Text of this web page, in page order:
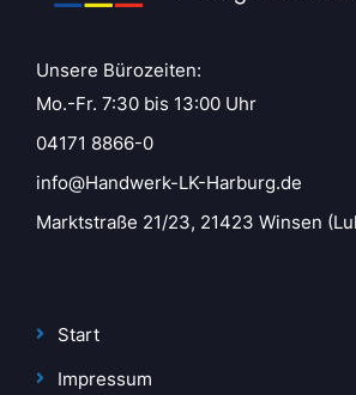
Unsere Bürozeiten:
Mo.-Fr. 7:30 bis 13:00 Uhr
04171 8866-0
info@Handwerk-LK-Harburg.de
Marktstraße 21/23, 21423 Winsen
Start
Impressum